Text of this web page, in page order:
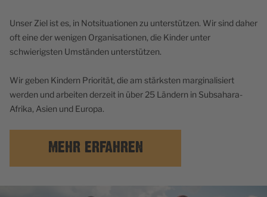
Unser Ziel ist es, in Notsituationen zu unterstützen. Wir sind daher
oft eine der wenigen Organisationen, die Kinder unter
schwierigsten Umständen unterstützen.
Wir geben Kindern Priorität, die am stärksten marginalisiert
werden und arbeiten derzeit in über 25 Ländern in Subsahara-
Afrika, Asien und Europa.
MEHR ERFAHREN